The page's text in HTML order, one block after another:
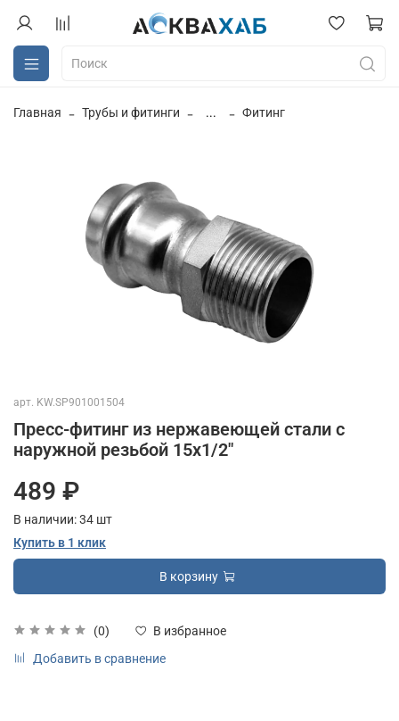
Главная Трубы и фитинги ... Фитинг
арт. KW.SP901001504
Пресс-фитинг из нержавеющей стали с
наружной резьбой 15х1/2"
(0)
В избранное
Добавить в сравнение
489 ₽
В наличии:34 шт
Купить в 1 клик
В корзину